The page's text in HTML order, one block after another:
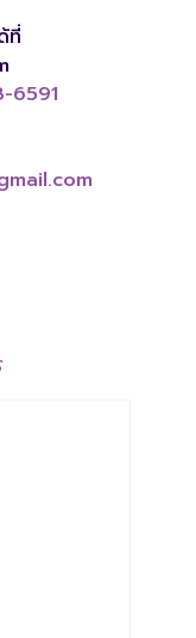
ที่
6591